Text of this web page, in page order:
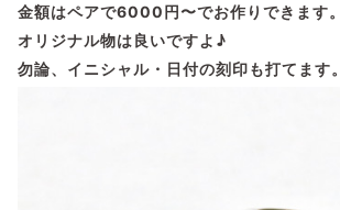
金額はペアで6000円〜でお作りできます。
オリジナル物は良いですよ♪
勿論、イニシャル・日付の刻印も打てます。